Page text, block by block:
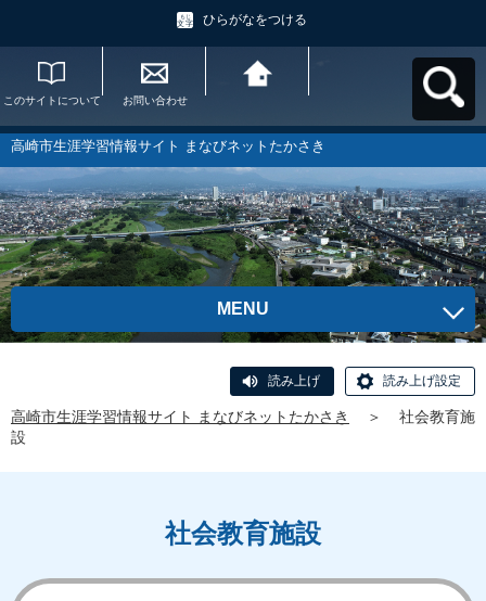
ひらがなをつける
このサイトについて お問い合わせ
たかさきへ戻る
高崎市生涯学習情報サイト まなびネットたかさき
MENU
読み上げ 読み上げ設定
高崎市生涯学習情報サイト まなびネットたかさき ＞
社会教育施
設
社会教育施設